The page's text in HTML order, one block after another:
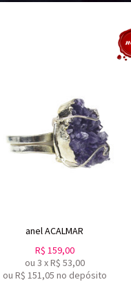
anel ACALMAR
R$ 159,00
ou 3 xR$ 53,00
ou R$ 151,05 no depósito